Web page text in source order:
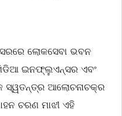
ଲୋକସେବା ଭବନ
ଇନଫ୍ଲୁଏନ୍ସର ଏବଂ
ସ୍ୱତନ୍ତ୍ର ଆଲୋଚନାଚକ୍ର
ଚରଣ ମାଝୀ ଏହି